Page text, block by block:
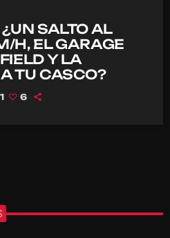
SALTO AL
H, EL GARAGE
Y LA
TU CASCO?
6